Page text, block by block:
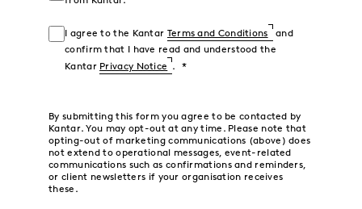
I agree to the Kantar Terms and Conditions
and
confirm that I have read and understood the
Kantar Privacy Notice .
By submitting this form you agree to be contacted by
Kantar. You may opt-out at any time. Please note that
opting-out of marketing communications (above) does
not extend to operational messages, event-related
communications such as confirmations and reminders,
or client newsletters if your organisation receives
these.